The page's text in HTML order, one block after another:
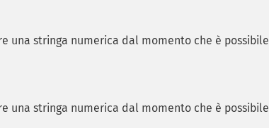
una stringa numerica dal momento che è possibile
una stringa numerica dal momento che è possibile